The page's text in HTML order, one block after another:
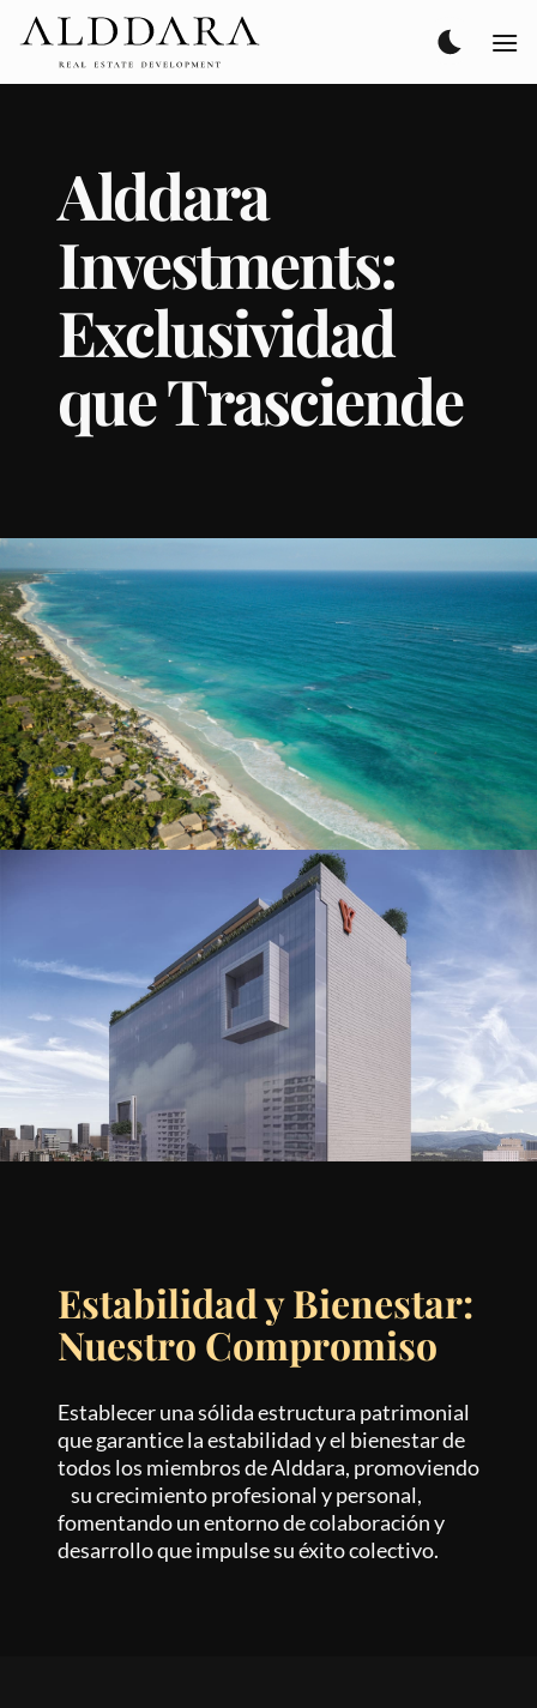
Saltar
contenido
Alddara
Investments:
Exclusividad
que Trasciende
Estabilidad y Bienestar:
Nuestro Compromiso
Establecer una sólida estructura patrimonial
que garantice la estabilidad y el bienestar de
todos los miembros de Alddara, promoviendo
su crecimiento profesional y personal,
fomentando un entorno de colaboración y
desarrollo que impulse su éxito colectivo.